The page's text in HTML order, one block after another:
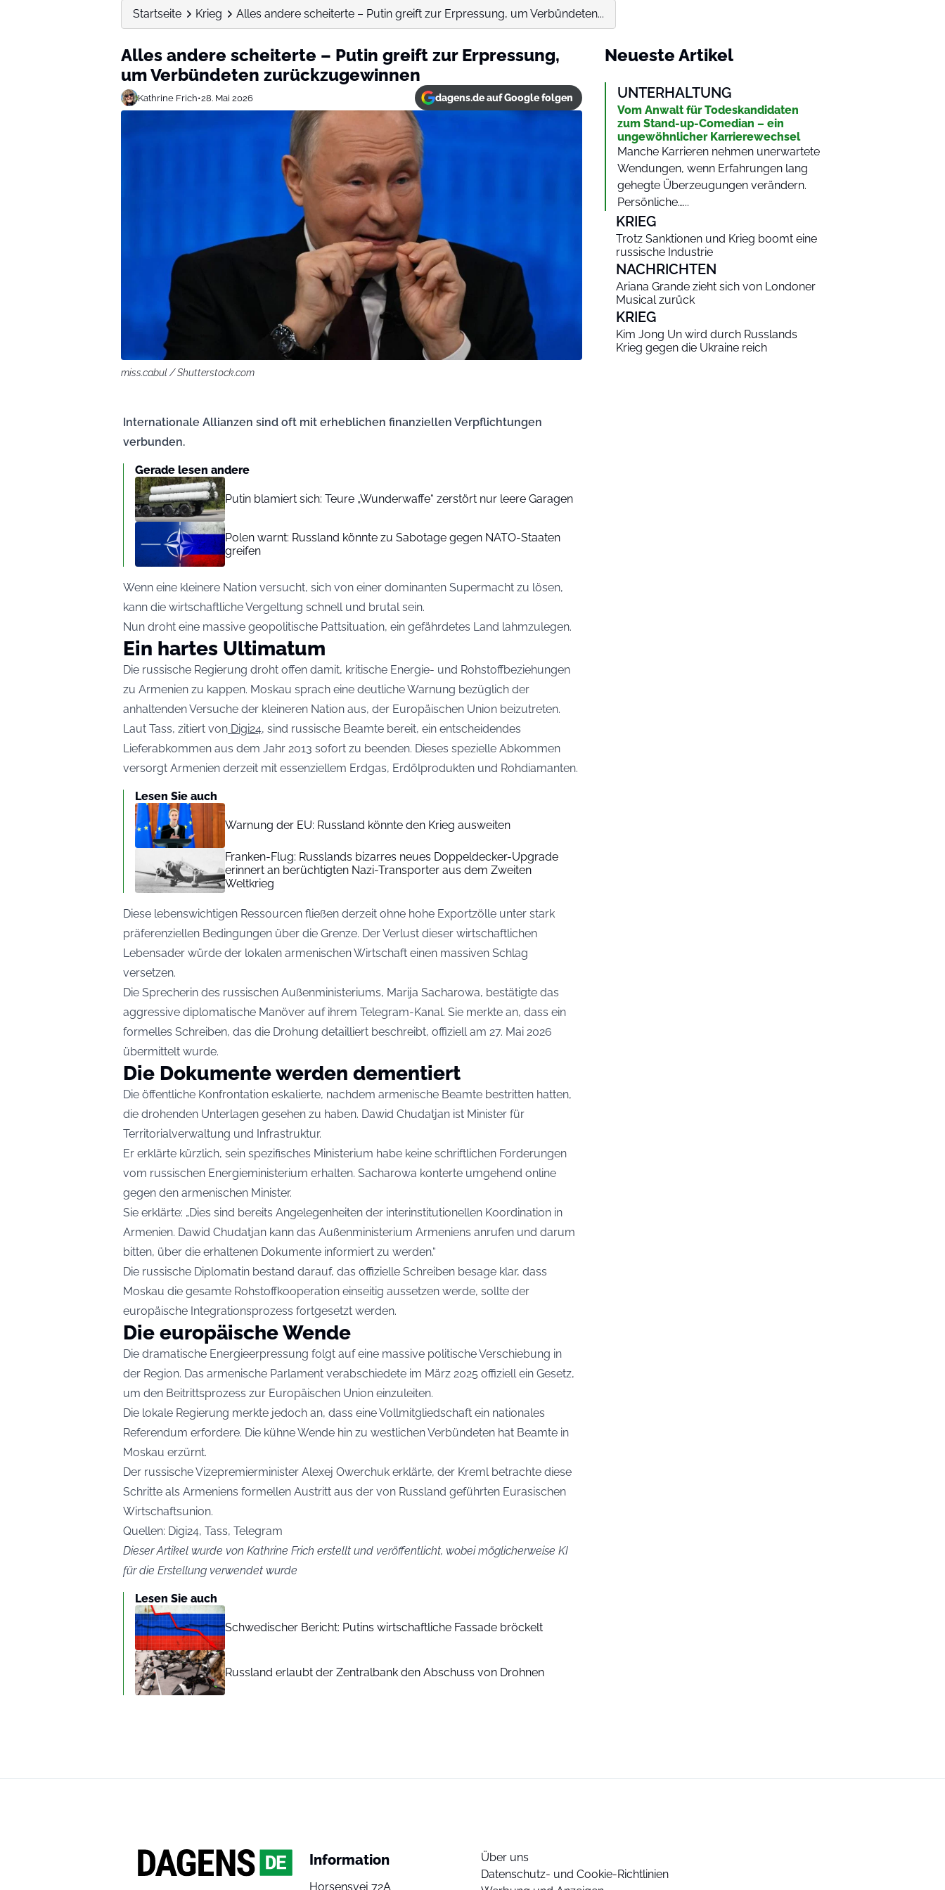
Startseite Krieg Alles andere scheiterte – Putin greift zur Erpressung, um Verbündeten...
Alles andere scheiterte – Putin greift zur Erpressung,
um Verbündeten zurückzugewinnen
Kathrine Frich•28. Mai 2026 dagens.de auf Google folgen
miss.cabul / Shutterstock.com
Internationale Allianzen sind oft mit erheblichen finanziellen Verpflichtungen
verbunden.
Gerade lesen andere
Putin blamiert sich: Teure „Wunderwaffe“ zerstört nur leere Garagen
Polen warnt: Russland könnte zu Sabotage gegen NATO-Staaten
greifen
Wenn eine kleinere Nation versucht, sich von einer dominanten Supermacht zu lösen,
kann die wirtschaftliche Vergeltung schnell und brutal sein.
Nun droht eine massive geopolitische Pattsituation, ein gefährdetes Land lahmzulegen.
Ein hartes Ultimatum
Die russische Regierung droht offen damit, kritische Energie- und Rohstoffbeziehungen
zu Armenien zu kappen. Moskau sprach eine deutliche Warnung bezüglich der
anhaltenden Versuche der kleineren Nation aus, der Europäischen Union beizutreten.
Laut Tass, zitiert von Digi24, sind russische Beamte bereit, ein entscheidendes
Lieferabkommen aus dem Jahr 2013 sofort zu beenden. Dieses spezielle Abkommen
versorgt Armenien derzeit mit essenziellem Erdgas, Erdölprodukten und Rohdiamanten.
Lesen Sie auch
Warnung der EU: Russland könnte den Krieg ausweiten
Franken-Flug: Russlands bizarres neues Doppeldecker-Upgrade
erinnert an berüchtigten Nazi-Transporter aus dem Zweiten
Weltkrieg
Diese lebenswichtigen Ressourcen fließen derzeit ohne hohe Exportzölle unter stark
präferenziellen Bedingungen über die Grenze. Der Verlust dieser wirtschaftlichen
Lebensader würde der lokalen armenischen Wirtschaft einen massiven Schlag
versetzen.
Die Sprecherin des russischen Außenministeriums, Marija Sacharowa, bestätigte das
aggressive diplomatische Manöver auf ihrem Telegram-Kanal. Sie merkte an, dass ein
formelles Schreiben, das die Drohung detailliert beschreibt, offiziell am 27. Mai 2026
übermittelt wurde.
Die Dokumente werden dementiert
Die öffentliche Konfrontation eskalierte, nachdem armenische Beamte bestritten hatten,
die drohenden Unterlagen gesehen zu haben. Dawid Chudatjan ist Minister für
Territorialverwaltung und Infrastruktur.
Er erklärte kürzlich, sein spezifisches Ministerium habe keine schriftlichen Forderungen
vom russischen Energieministerium erhalten. Sacharowa konterte umgehend online
gegen den armenischen Minister.
Sie erklärte: „Dies sind bereits Angelegenheiten der interinstitutionellen Koordination in
Armenien. Dawid Chudatjan kann das Außenministerium Armeniens anrufen und darum
bitten, über die erhaltenen Dokumente informiert zu werden.“
Die russische Diplomatin bestand darauf, das offizielle Schreiben besage klar, dass
Moskau die gesamte Rohstoffkooperation einseitig aussetzen werde, sollte der
europäische Integrationsprozess fortgesetzt werden.
Die europäische Wende
Die dramatische Energieerpressung folgt auf eine massive politische Verschiebung in
der Region. Das armenische Parlament verabschiedete im März 2025 offiziell ein Gesetz,
um den Beitrittsprozess zur Europäischen Union einzuleiten.
Die lokale Regierung merkte jedoch an, dass eine Vollmitgliedschaft ein nationales
Referendum erfordere. Die kühne Wende hin zu westlichen Verbündeten hat Beamte in
Moskau erzürnt.
Der russische Vizepremierminister Alexej Owerchuk erklärte, der Kreml betrachte diese
Schritte als Armeniens formellen Austritt aus der von Russland geführten Eurasischen
Wirtschaftsunion.
Quellen: Digi24, Tass, Telegram
Dieser Artikel wurde von Kathrine Frich erstellt und veröffentlicht, wobei möglicherweise KI
für die Erstellung verwendet wurde
Lesen Sie auch
Schwedischer Bericht: Putins wirtschaftliche Fassade bröckelt
Russland erlaubt der Zentralbank den Abschuss von Drohnen
Neueste Artikel
UNTERHALTUNG
Vom Anwalt für Todeskandidaten
zum Stand-up-Comedian – ein
ungewöhnlicher Karrierewechsel
Manche Karrieren nehmen unerwartete
Wendungen, wenn Erfahrungen lang
gehegte Überzeugungen verändern.
Persönliche…...
KRIEG
Trotz Sanktionen und Krieg boomt eine
russische Industrie
NACHRICHTEN
Ariana Grande zieht sich von Londoner
Musical zurück
KRIEG
Kim Jong Un wird durch Russlands
Krieg gegen die Ukraine reich
Information
Horsensvej 72A
Über uns
Datenschutz- und Cookie-Richtlinien